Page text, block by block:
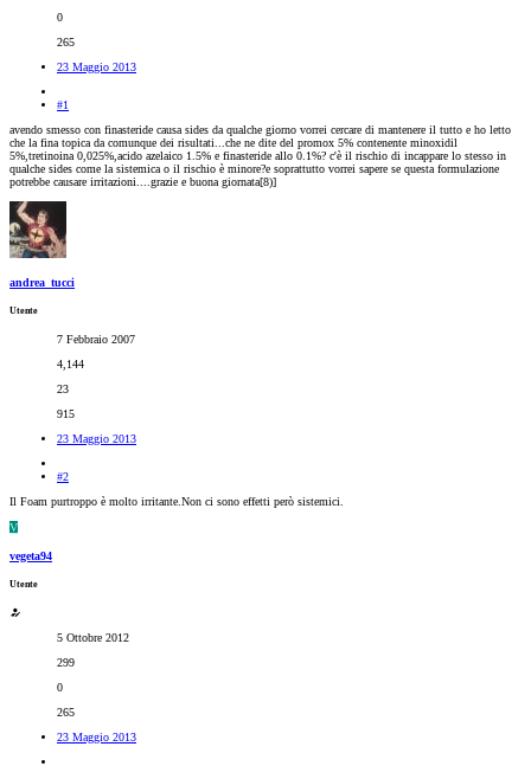
0
265
23 Maggio 2013
#1
avendo smesso con finasteride causa sides da qualche giorno vorrei cercare di mantenere il tutto e ho letto
che la fina topica da comunque dei risultati...che ne dite del promox 5% contenente minoxidil
5%,tretinoina 0,025%,acido azelaico 1.5% e finasteride allo 0.1%? c'è il rischio di incappare lo stesso in
qualche sides come la sistemica o il rischio è minore?e soprattutto vorrei sapere se questa formulazione
potrebbe causare irritazioni....grazie e buona giornata[8)]
andrea_tucci
Utente
7 Febbraio 2007
4,144
23
915
23 Maggio 2013
#2
Il Foam purtroppo è molto irritante.Non ci sono effetti però sistemici.
V
vegeta94
Utente
5 Ottobre 2012
299
0
265
23 Maggio 2013